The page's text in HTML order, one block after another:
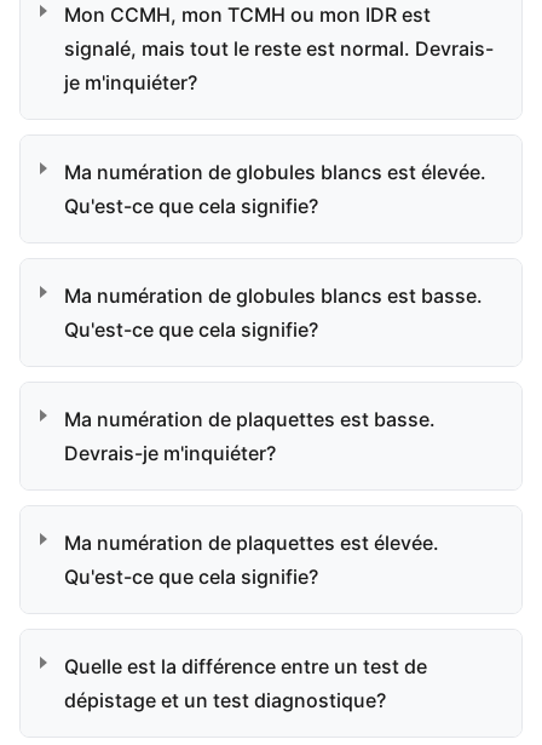
Mon CCMH, mon TCMH ou mon IDR est
signalé, mais tout le reste est normal. Devrais-
je m'inquiéter?
Ma numération de globules blancs est élevée.
Qu'est-ce que cela signifie?
Ma numération de globules blancs est basse.
Qu'est-ce que cela signifie?
Ma numération de plaquettes est basse.
Devrais-je m'inquiéter?
Ma numération de plaquettes est élevée.
Qu'est-ce que cela signifie?
Quelle est la différence entre un test de
dépistage et un test diagnostique?